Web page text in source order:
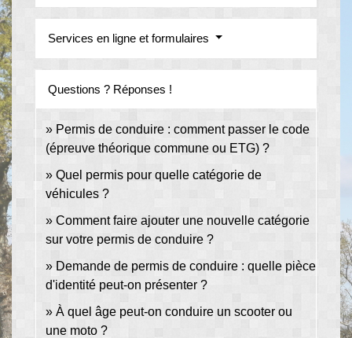
Services en ligne et formulaires
Questions ? Réponses !
Permis de conduire : comment passer le code
(épreuve théorique commune ou ETG) ?
Quel permis pour quelle catégorie de
véhicules ?
Comment faire ajouter une nouvelle catégorie
sur votre permis de conduire ?
Demande de permis de conduire : quelle pièce
d'identité peut-on présenter ?
À quel âge peut-on conduire un scooter ou
une moto ?